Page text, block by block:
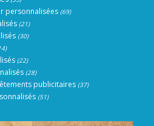
personnalisées (69)
(21)
(30)
(22)
(28)
publicitaires (37)
(51)